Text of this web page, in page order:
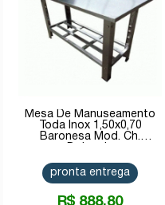
Mesa De Manuseamento
Toda Inox 1,50x0,70
Baronesa Mod. Ch.
R$ 888,80
pronta entrega